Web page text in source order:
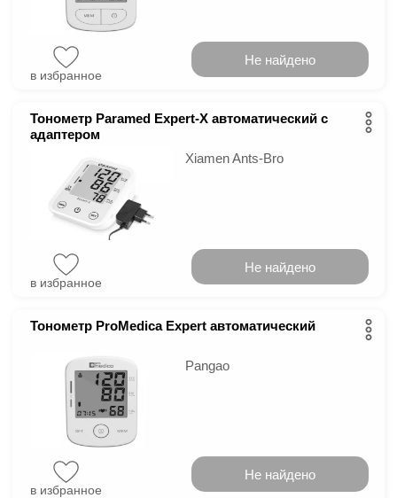
в избранное
Не найдено
Тонометр Paramed Expert-X автоматический с
адаптером
Xiamen Ants-Bro
в избранное
Не найдено
Тонометр ProMedica Expert автоматический
Pangao
в избранное
Не найдено